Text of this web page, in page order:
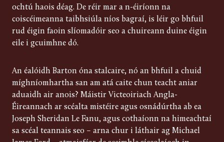
ochtú haois déag. De réir mar a n-éiríonn na
coiscéimeanna taibhsiúla níos bagraí, is léir go bhfuil
rud éigin faoin slíomadóir seo a chuireann duine éigin
eile i gcuimhne dó.
An éalóidh Barton óna stalcaire, nó an bhfuil a chuid
míghníomhartha san am atá caite chun teacht aniar
aduaidh air anois? Máistir Victeoiriach Angla-
Éireannach ar scéalta mistéire agus osnádúrtha ab ea
Joseph Sheridan Le Fanu, agus cothaíonn na himeachtaí
sa scéal teannais seo – arna chur i láthair ag Michael